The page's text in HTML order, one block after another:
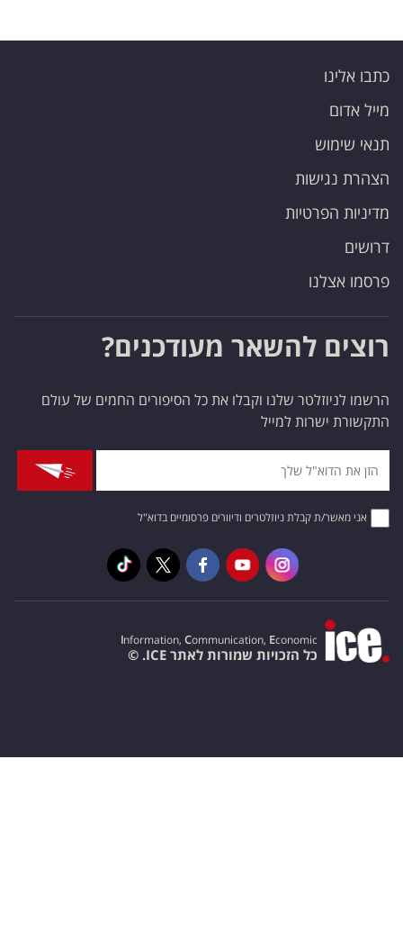
כתבו אלינו
מייל אדום
תנאי שימוש
הצהרת נגישות
מדיניות הפרטיות
דרושים
פרסמו אצלנו
רוצים להשאר מעודכנים?
הרשמו לניוזלטר שלנו וקבלו את כל הסיפורים החמים של עולם
התקשורת ישרות למייל
אני מאשר/ת קבלת ניוזלטרים ודיוורים פרסומיים בדוא"ל
Information, Communication, Economic
כל הזכויות שמורות לאתר ICE. ©